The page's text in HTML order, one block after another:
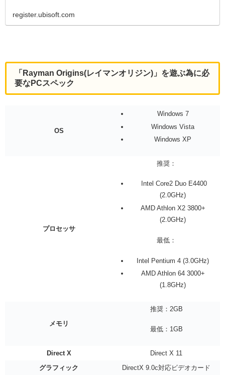
register.ubisoft.com
「Rayman Origins(レイマンオリジン)」を遊ぶ為に必
要なPCスペック
OS
Windows 7
Windows Vista
Windows XP
プロセッサ
推奨：
Intel Core2 Duo E4400
(2.0GHz)
AMD Athlon X2 3800+
(2.0GHz)
最低：
Intel Pentium 4 (3.0GHz)
AMD Athlon 64 3000+
(1.8GHz)
メモリ
推奨：2GB
最低：1GB
Direct X
Direct X 11
グラフィック
DirectX 9.0c対応ビデオカード